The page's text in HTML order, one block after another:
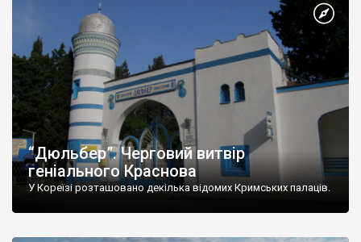
“Дюльбер”. Черговий витвір
геніального Краснова
У Кореїзі розташовано декілька відомих Кримських палаців.